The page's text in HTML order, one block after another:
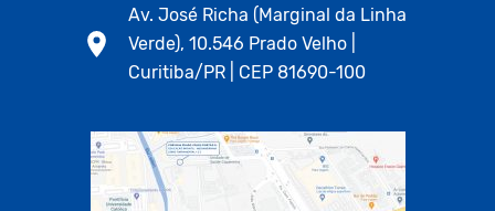
Av. José Richa (Marginal da Linha
Verde), 10.546 Prado Velho |
Curitiba/PR | CEP 81690-100